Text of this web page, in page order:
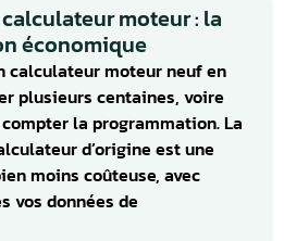
moteur : la
économique
calculateur moteur neuf en
plusieurs centaines, voire
la programmation. La
d’origine est une
moins coûteuse, avec
vos données de